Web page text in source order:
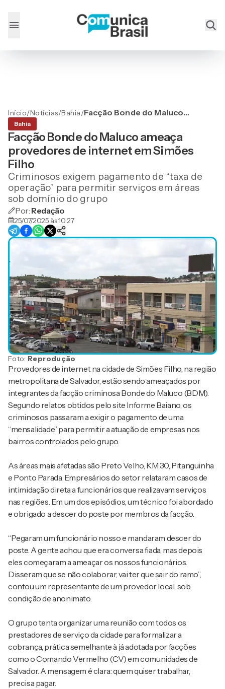
Início/Notícias/Bahia/Facção Bonde do Maluco
internet em Simões Filho
Bahia
Facção Bonde do Maluco ameaça
provedores de internet em Simões
Filho
Criminosos exigem pagamento de “taxa de
operação” para permitir serviços em áreas
sob domínio do grupo
Por: Redação
25/07/2025 às 10:27
Foto: Reprodução
Provedores de internet na cidade de Simões Filho, na região
metropolitana de Salvador, estão sendo ameaçados por
integrantes da facção criminosa Bonde do Maluco (BDM).
Segundo relatos obtidos pelo site Informe Baiano, os
criminosos passaram a exigir o pagamento de uma
“mensalidade” para permitir a atuação de empresas nos
bairros controlados pelo grupo.
As áreas mais afetadas são Preto Velho, KM 30, Pitanguinha
e Ponto Parada. Empresários do setor relataram casos de
intimidação direta a funcionários que realizavam serviços
nas regiões. Em um dos episódios, um técnico foi abordado
e obrigado a descer do poste por membros da facção.
“Pegaram um funcionário nosso e mandaram descer do
poste. A gente achou que era conversa fiada, mas depois
eles começaram a ameaçar os nossos funcionários.
Disseram que se não colaborar, vai ter que sair do ramo”,
contou um representante de um provedor local, sob
condição de anonimato.
O grupo tenta organizar uma reunião com todos os
prestadores de serviço da cidade para formalizar a
cobrança, prática semelhante à já adotada por facções
como o Comando Vermelho (CV) em comunidades de
Salvador. A mensagem é clara: quem quiser trabalhar,
precisa pagar.